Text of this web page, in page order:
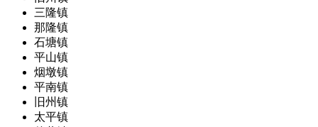
三隆镇
那隆镇
石塘镇
平山镇
烟墩镇
平南镇
旧州镇
太平镇